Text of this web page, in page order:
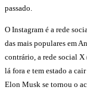
passado.
O Instagram é a rede
das mais populares em
contrário, a rede social
lá fora e tem estado a
Elon Musk se tornou o